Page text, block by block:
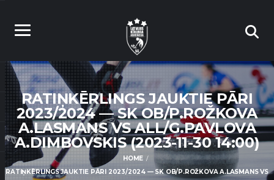
RATIŅKĒRLINGS JAUKTIE PĀRI
2023/2024 — SK OB/P.ROŽKOVA
A.LASMANS VS ALL/G.PAVLOVA
A.DIMBOVSKIS (2023-11-30 14:00)
HOME
RATIŅKĒRLINGS JAUKTIE PĀRI 2023/2024 — SK OB/P.ROŽKOVA A.LASMANS VS